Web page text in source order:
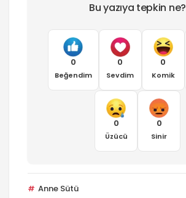
Bu yazıya tepkin ne?
0
Beğendim
0
Sevdim
0
Komik
0
Üzücü
0
Sinir
Anne Sütü